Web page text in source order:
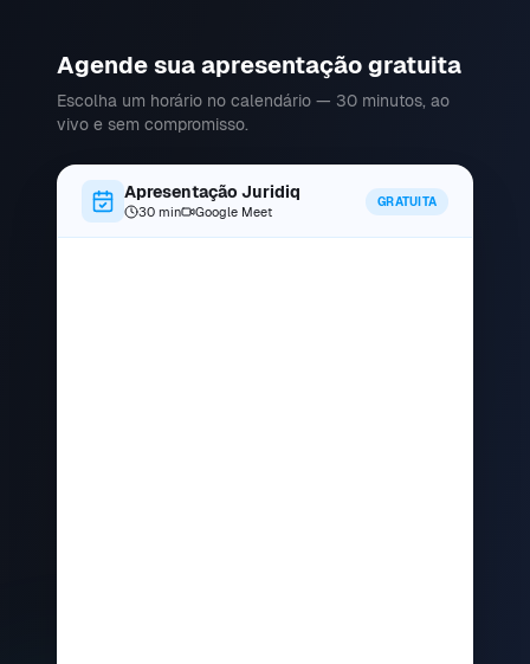
Agende sua apresentação gratuita
Escolha um horário no calendário — 30 minutos, ao
vivo e sem compromisso.
Apresentação Juridiq
30 min Google Meet
GRATUITA